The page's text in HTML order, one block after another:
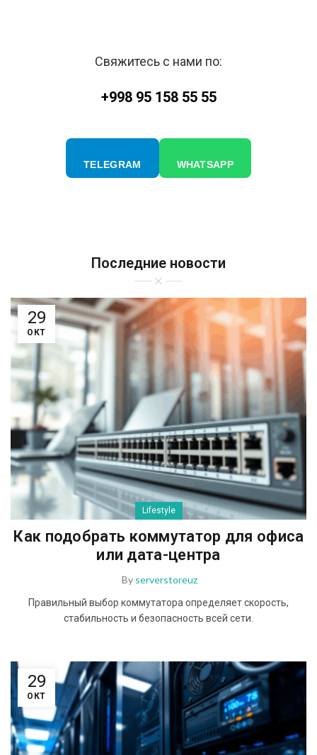
Свяжитесь с нами по:
+998 95 158 55 55
TELEGRAM WHATSAPP
Последние новости
29
ОКТ
Lifestyle
Как подобрать коммутатор для офиса
или дата-центра
By serverstoreuz
Правильный выбор коммутатора определяет скорость,
стабильность и безопасность всей сети.
29
ОКТ